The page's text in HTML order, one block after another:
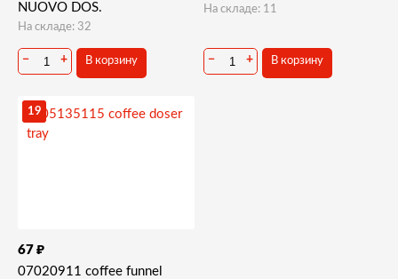
NUOVO DOS.
На складе: 32
− + В корзину
На складе: 11
− + В корзину
19
67 ₽
07020911 coffee funnel